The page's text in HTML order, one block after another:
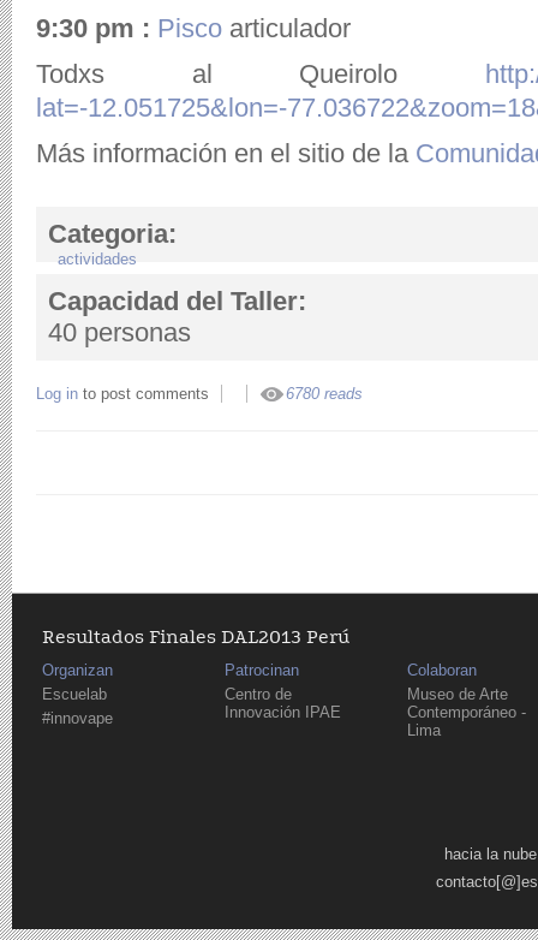
9:30 pm : Pisco articulador
Todxs al Queirolo
lat=-12.051725&lon=-
Más información en el sitio de la
Categoria:
actividades
Capacidad del Taller:
40 personas
Log in to post comments 6780 reads
Resultados Finales DAL2013 Perú
Organizan
Escuelab
#innovape
Patrocinan
Centro de
Innovación IPAE
Colaboran
Museo de Arte
Contemporáneo -
Lima
hacia la